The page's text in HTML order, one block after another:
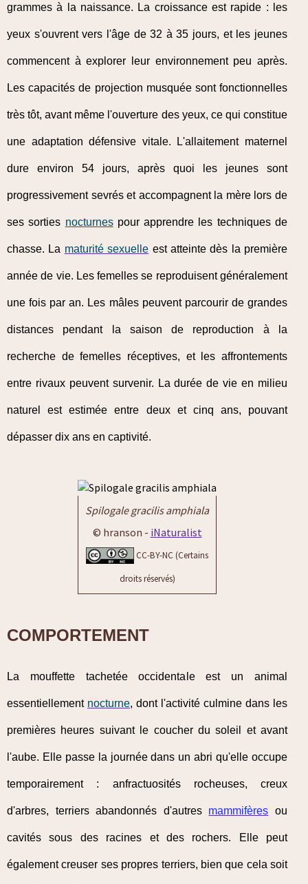
grammes à la naissance. La croissance est rapide : les
yeux s'ouvrent vers l'âge de 32 à 35 jours, et les jeunes
commencent à explorer leur environnement peu après.
Les capacités de projection musquée sont fonctionnelles
très tôt, avant même l'ouverture des yeux, ce qui constitue
une adaptation défensive vitale. L'allaitement maternel
dure environ 54 jours, après quoi les jeunes sont
progressivement sevrés et accompagnent la mère lors de
ses sorties nocturnespour apprendre les techniques de
chasse. La maturité sexuelle est atteinte dès la première
année de vie. Les femelles se reproduisent généralement
une fois par an. Les mâles peuvent parcourir de grandes
distances pendant la saison de reproduction à la
recherche de femelles réceptives, et les affrontements
entre rivaux peuvent survenir. La durée de vie en milieu
naturel est estimée entre deux et cinq ans, pouvant
dépasser dix ans en captivité.
Spilogale gracilis amphiala
© hranson - iNaturalist
CC-BY-NC (Certains
droits réservés)
COMPORTEMENT
La mouffette tachetée occidentale est un animal
essentiellement nocturne, dont l'activité culmine dans les
premières heures suivant le coucher du soleil et avant
l'aube. Elle passe la journée dans un abri qu'elle occupe
temporairement : anfractuosités rocheuses, creux
d'arbres, terriers abandonnés d'autres mammifères ou
cavités sous des racines et des rochers. Elle peut
également creuser ses propres terriers, bien que cela soit